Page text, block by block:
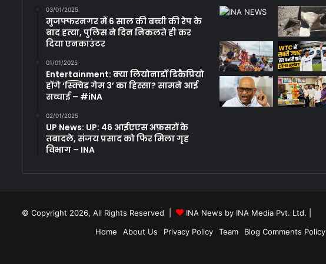
03/01/2025
मुजफ्फरनगर में 6 साल की बच्ची की रेप के
बाद हत्या, पुलिस ने दिन निकलते ही कर
दिया एनकाउंटर
01/01/2025
Entertainment: क्या लियोनार्डो डिकैप्रियो
होंगे ‘स्क्विड गेम 3’ का हिस्सा? सामने आई
सच्चाई – #iNA
02/01/2025
UP News: UP: 46 आईएएस अफ़सरों के
तबादले, संजय प्रसाद को फिर मिला गृह
विभाग – INA
© Copyright 2026, All Rights Reserved | INA News by INA Media Pvt. Ltd.
Home
About Us Privacy Policy Team Blog Comments Policy